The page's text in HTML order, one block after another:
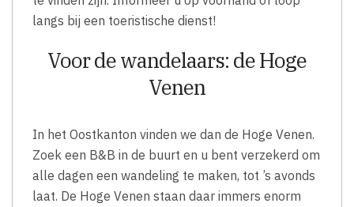
langs bij een toeristische dienst!
Voor de wandelaars: de Hoge
Venen
In het Oostkanton vinden we dan de Hoge Venen.
Zoek een B&B in de buurt en u bent verzekerd om
alle dagen een wandeling te maken, tot ’s avonds
laat. De Hoge Venen staan daar immers enorm